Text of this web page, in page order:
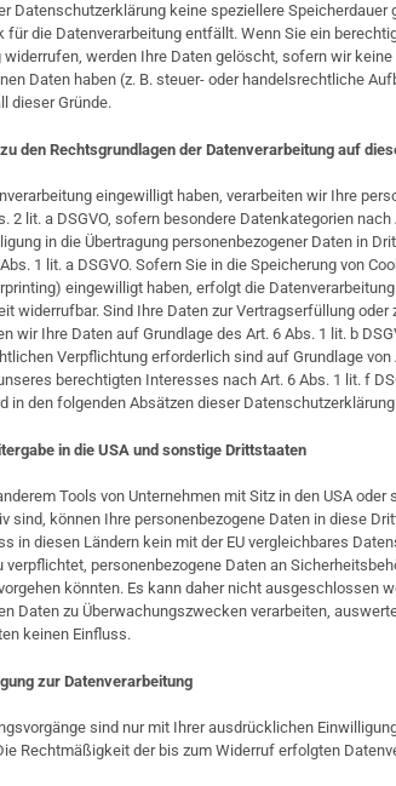
Datenschutzerklärung keine speziellere
für die Datenverarbeitung entfällt. Wenn Sie ein
widerrufen, werden Ihre Daten gelöscht, sofern wir
Daten haben (z. B. steuer- oder handelsrechtliche
dieser Gründe.
den Rechtsgrundlagen der Datenverarbeitung auf
eingewilligt haben, verarbeiten wir Ihre
2 lit. a DSGVO, sofern besondere Datenkategorien
in die Übertragung personenbezogener Daten in
1 lit. a DSGVO. Sofern Sie in die Speicherung von
eingewilligt haben, erfolgt die
widerrufbar. Sind Ihre Daten zur Vertragserfüllung
wir Ihre Daten auf Grundlage des Art. 6 Abs. 1 lit. b
Verpflichtung erforderlich sind auf Grundlage
berechtigten Interesses nach Art. 6 Abs. 1 lit. f
in den folgenden Absätzen dieser
in die USA und sonstige Drittstaaten
Tools von Unternehmen mit Sitz in den USA
sind, können Ihre personenbezogene Daten in diese
in diesen Ländern kein mit der EU vergleichbares
verpflichtet, personenbezogene Daten an
könnten. Es kann daher nicht ausgeschlossen
Daten zu Überwachungszwecken verarbeiten,
keinen Einfluss.
zur Datenverarbeitung
sind nur mit Ihrer ausdrücklichen
Rechtmäßigkeit der bis zum Widerruf erfolgten